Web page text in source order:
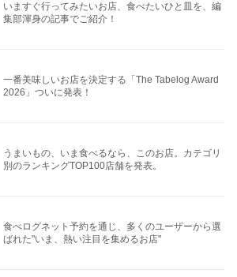
いますぐ行ってみたいお店、食べたいひと皿を、編
集部渾身の記事でご紹介！
一番美味しいお店を決定する「The Tabelog Award
2026」ついに発表！
うまいもの、いま食べるなら、このお店。カテゴリ
別のランキングTOP100店舗を発表。
食べログネット予約を通じ、多くのユーザーから選
ばれた"いま、熱い注目を集めるお店"